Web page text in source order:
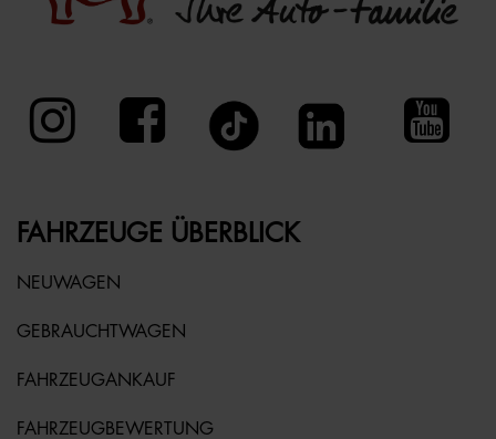
FAHRZEUGE ÜBERBLICK
NEUWAGEN
GEBRAUCHTWAGEN
FAHRZEUGANKAUF
FAHRZEUGBEWERTUNG